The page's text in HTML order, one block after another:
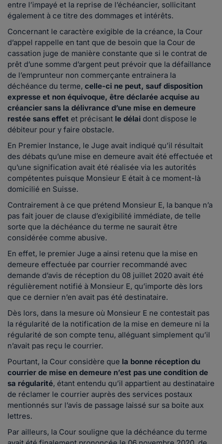
entre l’impayé et la reprise de l’échéancier, sollicitant
également à ce titre des dommages et intérêts.
Concernant le caractère exigible de la créance, la Cour
d’appel rappelle en tant que de besoin que la Cour de
cassation juge de manière constante que si le contrat de
prêt d’une somme d’argent peut prévoir que la défaillance
de l’emprunteur non commerçante entrainera la
déchéance du terme, celle-ci ne peut, sauf disposition
expresse et non équivoque, être déclarée acquise au
créancier sans la délivrance d’une mise en demeure
restée sans effet et précisant le délai dont dispose le
débiteur pour y faire obstacle.
En Premier Instance, le Juge avait indiqué qu’il résultait
des débats qu’une mise en demeure avait été effectuée et
qu’une signification avait été réalisée via les autorités
compétentes puisque Monsieur E était à ce moment-là
domicilié en Suisse.
Contrairement à ce que prétend Monsieur E, la banque n’a
pas fait jouer de clause d’exigibilité immédiate, de telle
sorte que la déchéance du terme ne saurait être
considérée comme abusive.
En effet, le premier Juge a ainsi retenu que la mise en
demeure effectuée par courrier recommandé avec
demande d’avis de réception du 08 juillet 2020 avait été
régulièrement notifié à Monsieur E, qu’importe dès lors
que ce dernier n’en avait pas été destinataire.
Dès lors, dans la mesure où Monsieur E ne contestait pas
la régularité de la notification de la mise en demeure ni la
régularité de son compte tenu, alléguant simplement qu’il
n’avait pas reçu le courrier.
Pourtant, la Cour considère que la bonne réception du
courrier de mise en demeure n’est pas une condition de
sa régularité, étant entendu qu’il appartient au destinataire
de réclamer le courrier auprès des services postaux
mentionnés sur l’avis de passage laissé sur sa boite aux
lettres.
Par ailleurs, la Cour souligne que la déchéance du terme